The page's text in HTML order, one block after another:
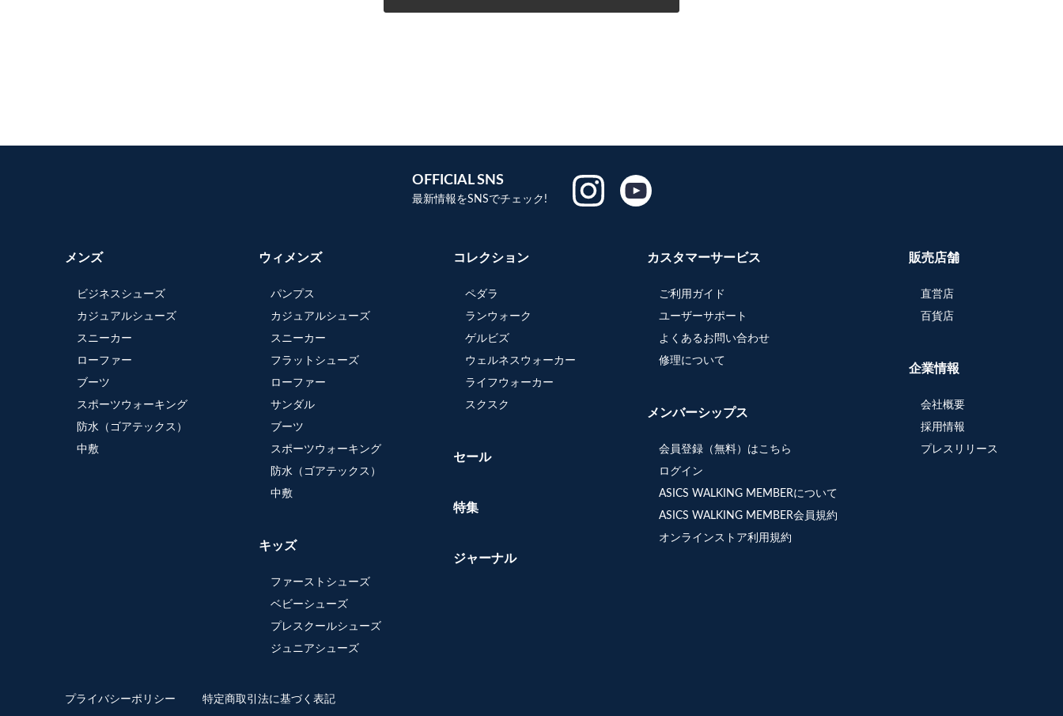
OFFICIAL SNS
最新情報をSNSでチェック!
メンズ
ビジネスシューズ
カジュアルシューズ
スニーカー
ローファー
ブーツ
スポーツウォーキング
防水（ゴアテックス）
中敷
ウィメンズ
パンプス
カジュアルシューズ
スニーカー
フラットシューズ
ローファー
サンダル
ブーツ
スポーツウォーキング
防水（ゴアテックス）
中敷
キッズ
ファーストシューズ
ベビーシューズ
プレスクールシューズ
ジュニアシューズ
コレクション
ペダラ
ランウォーク
ゲルビズ
ウェルネスウォーカー
ライフウォーカー
スクスク
セール
特集
ジャーナル
カスタマーサービス
ご利用ガイド
ユーザーサポート
よくあるお問い合わせ
修理について
メンバーシップス
会員登録（無料）はこちら
ログイン
ASICS WALKING MEMBERについて
ASICS WALKING MEMBER会員規約
オンラインストア利用規約
販売店舗
直営店
百貨店
企業情報
会社概要
採用情報
プレスリリース
プライバシーポリシー 特定商取引法に基づく表記